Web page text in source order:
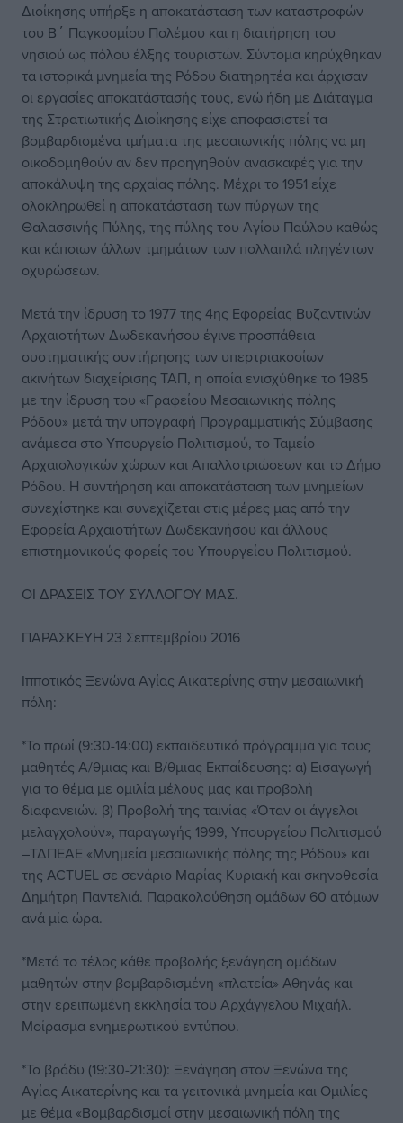
Διοίκησης υπήρξε η αποκατάσταση των καταστροφών
του Β΄ Παγκοσμίου Πολέμου και η διατήρηση του
νησιού ως πόλου έλξης τουριστών. Σύντομα κηρύχθηκαν
τα ιστορικά μνημεία της Ρόδου διατηρητέα και άρχισαν
οι εργασίες αποκατάστασής τους, ενώ ήδη με Διάταγμα
της Στρατιωτικής Διοίκησης είχε αποφασιστεί τα
βομβαρδισμένα τμήματα της μεσαιωνικής πόλης να μη
οικοδομηθούν αν δεν προηγηθούν ανασκαφές για την
αποκάλυψη της αρχαίας πόλης. Μέχρι το 1951 είχε
ολοκληρωθεί η αποκατάσταση των πύργων της
Θαλασσινής Πύλης, της πύλης του Αγίου Παύλου καθώς
και κάποιων άλλων τμημάτων των πολλαπλά πληγέντων
οχυρώσεων.
Μετά την ίδρυση το 1977 της 4ης Εφορείας Βυζαντινών
Αρχαιοτήτων Δωδεκανήσου έγινε προσπάθεια
συστηματικής συντήρησης των υπερτριακοσίων
ακινήτων διαχείρισης ΤΑΠ, η οποία ενισχύθηκε το 1985
με την ίδρυση του «Γραφείου Μεσαιωνικής πόλης
Ρόδου» μετά την υπογραφή Προγραμματικής Σύμβασης
ανάμεσα στο Υπουργείο Πολιτισμού, το Ταμείο
Αρχαιολογικών χώρων και Απαλλοτριώσεων και το Δήμο
Ρόδου. Η συντήρηση και αποκατάσταση των μνημείων
συνεχίστηκε και συνεχίζεται στις μέρες μας από την
Εφορεία Αρχαιοτήτων Δωδεκανήσου και άλλους
επιστημονικούς φορείς του Υπουργείου Πολιτισμού.
ΟΙ ΔΡΑΣΕΙΣ ΤΟΥ ΣΥΛΛΟΓΟΥ ΜΑΣ.
ΠΑΡΑΣΚΕΥΗ 23 Σεπτεμβρίου 2016
Ιπποτικός Ξενώνα Αγίας Αικατερίνης στην μεσαιωνική
πόλη:
*Το πρωί (9:30-14:00) εκπαιδευτικό πρόγραμμα για τους
μαθητές Α/θμιας και Β/θμιας Εκπαίδευσης: α) Εισαγωγή
για το θέμα με ομιλία μέλους μας και προβολή
διαφανειών. β) Προβολή της ταινίας «Όταν οι άγγελοι
μελαγχολούν», παραγωγής 1999, Υπουργείου Πολιτισμού
–ΤΔΠΕΑΕ «Μνημεία μεσαιωνικής πόλης της Ρόδου» και
της ACTUEL σε σενάριο Μαρίας Κυριακή και σκηνοθεσία
Δημήτρη Παντελιά. Παρακολούθηση ομάδων 60 ατόμων
ανά μία ώρα.
*Μετά το τέλος κάθε προβολής ξενάγηση ομάδων
μαθητών στην βομβαρδισμένη «πλατεία» Αθηνάς και
στην ερειπωμένη εκκλησία του Αρχάγγελου Μιχαήλ.
Μοίρασμα ενημερωτικού εντύπου.
*Το βράδυ (19:30-21:30): Ξενάγηση στον Ξενώνα της
Αγίας Αικατερίνης και τα γειτονικά μνημεία και Ομιλίες
με θέμα «Βομβαρδισμοί στην μεσαιωνική πόλη της